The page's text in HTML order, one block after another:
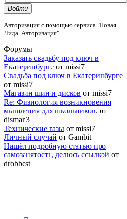
Войти
Авторизация с помощью сервиса "Новая
Лида. Авторизация".
Форумы
Заказать свадьбу под ключ в
Екатеринбурге от missi7
Cвадьба под ключ в Екатеринбурге
от missi7
Магазин шин и дисков от missi7
Re: Физиология возникновения
мышления для школьников. от
disman3
Технические газы от missi7
Личный случай от Gambit
Нашёл подробную статью про
самозанятость, делюсь ссылкой от
drobbest